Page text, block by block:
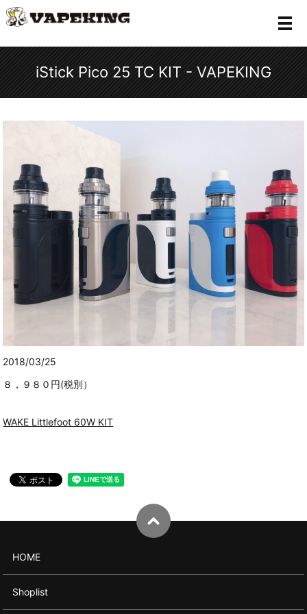
メ
iStick Pico 25 TC KIT - VAPEKING
2018/03/25
８，９８０円(税別）
WAKE Littlefoot 60W KIT
HOME
Shoplist